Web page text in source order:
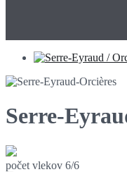
Serre-
počet vlekov 6/6